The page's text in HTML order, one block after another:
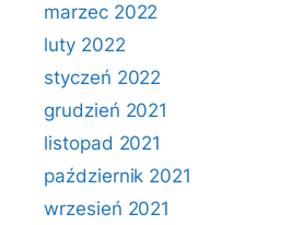
marzec 2022
luty 2022
styczeń 2022
grudzień 2021
listopad 2021
październik 2021
wrzesień 2021